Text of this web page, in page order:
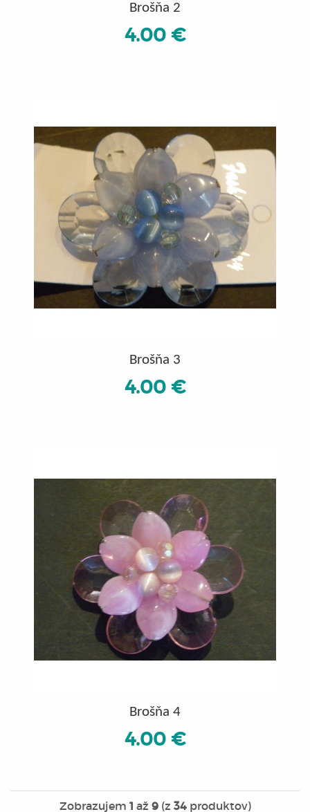
Brošňa 2
4.00 €
Brošňa 3
4.00 €
Brošňa 4
4.00 €
Zobrazujem 1 až 9(z 34produktov)